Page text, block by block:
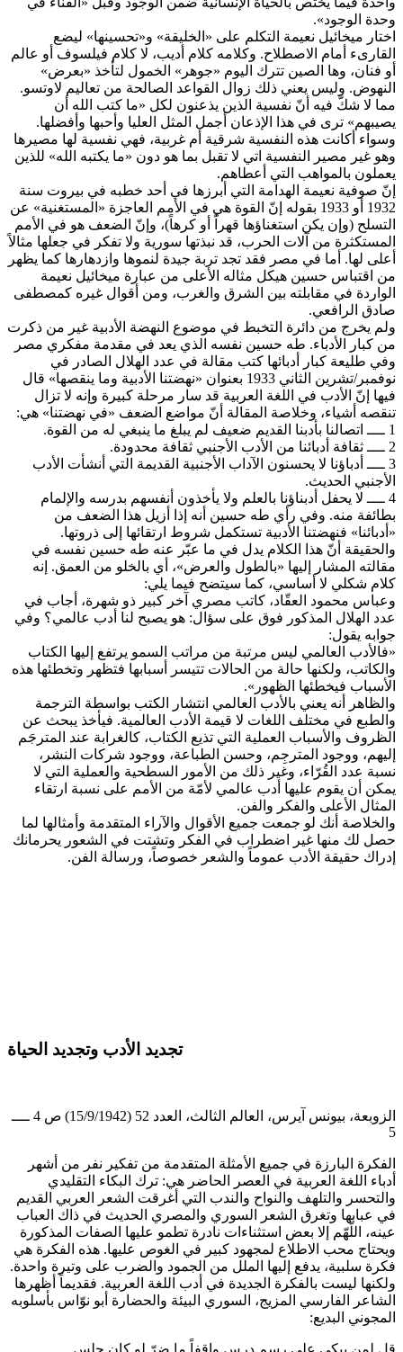
وحدة الوجود».
اختار ميخائيل نعيمة التكلم على «الخليقة» و«تحسينها» ليضع
القارىء أمام الاصطلاح. وكلامه كلام أديب، لا كلام فيلسوف أو عالم
أو فنان، وها الصين تترك اليوم «جوهر» الخمول لتأخذ «بعرض»
النهوض. وليس يعني ذلك زوال القواعد الصالحة من تعاليم لاوتسو.
مما لا شكّ فيه أنّ نفسية الذين يذعنون لكل «ما كتب الله أن
يصيبهم» ترى في هذا الإذعان أجمل المثل العليا وأحبها وأفضلها.
وسواء أكانت هذه النفسية شرقية أم غربية، فهي نفسية لها مصيرها
وهو غير مصير النفسية اتي لا تقبل بما هو دون «ما يكتبه الله» للذين
يعملون بالمواهب التي أعطاهم.
إنّ صوفية نعيمة الهدامة التي أبرزها في أحد خطبه في بيروت سنة
1932 أو 1933 بقوله إنّ القوة هي في الأمم العاجزة «المستغنية» عن
التسلح (وإن يكن استغناؤها قهراً أو كرهاً)، وإنّ الضعف هو في الأمم
المستكثرة من آلات الحرب، قد نبذتها سورية ولا تفكر في جعلها مثالاً
أعلى لها. أما في مصر فقد تجد تربة جيدة لنموها وازدهارها كما يظهر
من اقتباس حسين هيكل مثاله الأعلى من عبارة ميخائيل نعيمة
الواردة في مقابلته بين الشرق والغرب، ومن أقوال غيره كمصطفى
صادق الرافعي.
ولم يخرج من دائرة التخبط في موضوع النهضة الأدبية غير من ذكرت
من كبار الأدباء. طه حسين نفسه الذي يعد في مقدمة مفكري مصر
وفي طليعة كبار أدبائها كتب مقالة في عدد الهلال الصادر في
نوفمبر/تشرين الثاني 1933 بعنوان «نهضتنا الأدبية وما ينقصها» قال
فيها إنّ الأدب في اللغة العربية قد سار مرحلة كبيرة وإنه لا تزال
تنقصه أشياء، وخلاصة المقالة أنّ مواضع الضعف «في نهضتنا» هي:
1 ــــ اتصالنا بأدبنا القديم ضعيف لم يبلغ ما ينبغي له من القوة.
2 ــــ ثقافة أدبائنا من الأدب الأجنبي ثقافة محدودة.
3 ــــ أدباؤنا لا يحسنون الآداب الأجنبية القديمة التي أنشأت الأدب
الأجنبي الحديث.
4 ــــ لا يحفل أدبناؤنا بالعلم ولا يأخذون أنفسهم بدرسه والإلمام
بطائفة منه. وفي رأي طه حسين أنه إذا أزيل هذا الضعف من
«أدبائنا» فنهضتنا الأدبية تستكمل شروط ارتقائها إلى ذروتها.
والحقيقة أنّ هذا الكلام يدل في ما عبّر عنه طه حسين نفسه في
مقالته المشار إليها «بالطول والعرض»، أي بالخلو من العمق. إنه
كلام شكلي لا أساسي، كما سيتضح فيما يلي:
وعباس محمود العقّاد، كاتب مصري آخر كبير ذو شهرة، أجاب في
عدد الهلال المذكور فوق على سؤال: هو يصبح لنا أدب عالمي؟ وفي
جوابه يقول:
«فالأدب العالمي ليس مرتبة من مراتب السمو يرتفع إليها الكتاب
والكاتب، ولكنها حالة من الحالات تتيسر أسبابها فتظهر وتخطئها هذه
الأسباب فيخطئها الظهور».
والظاهر أنه يعني بالأدب العالمي انتشار الكتب بواسطة الترجمة
والطبع في مختلف اللغات لا قيمة الأدب العالمية. فيأخذ يبحث عن
الظروف والأسباب العملية التي تذيع الكتاب، كالغرابة عند المترجَم
إليهم، ووجود المترجِم، وحسن الطباعة، ووجود شركات النشر،
نسبة عدد القُرّاء، وغير ذلك من الأمور السطحية والعملية التي لا
يمكن أن يقوم عليها أدب عالمي لأمّة من الأمم على نسبة ارتقاء
المثال الأعلى والفكر والفن.
والخلاصة أنك لو جمعت جميع الأقوال والآراء المتقدمة وأمثالها لما
حصل لك منها غير اضطراب في الفكر وتشتت في الشعور يحرمانك
إدراك حقيقة الأدب عموماً والشعر خصوصاً، ورسالة الفن.
تجديد الأدب وتجديد الحياة
الزوبعة، بيونس آيرس، العالم الثالث، العدد 52 (15/9/1942) ص 4 ــــ
5
الفكرة البارزة في جميع الأمثلة المتقدمة من تفكير نفر من أشهر
أدباء اللغة العربية في العصر الحاضر هي: ترك البكاء التقليدي
والتحسر والتلهف والنواح والندب التي أغرقت الشعر العربي القديم
في عبابها وتغرق الشعر السوري والمصري الحديث في ذاك العباب
عينه، اللّهّم إلا بعض استثناءات نادرة تطمو عليها الصفات المذكورة
ويحتاج محب الاطلاع لمجهود كبير في الغوص عليها. هذه الفكرة هي
فكرة سلبية، يدفع إليها الملل من الجمود والضرب على وتيرة واحدة.
ولكنها ليست بالفكرة الجديدة في أدب اللغة العربية. فقديماً أظهرها
الشاعر الفارسي المزيج، السوري البيئة والحضارة أبو نوّاس بأسلوبه
المجوني البديع: